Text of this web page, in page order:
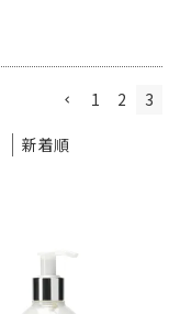
新着順
1 2 3